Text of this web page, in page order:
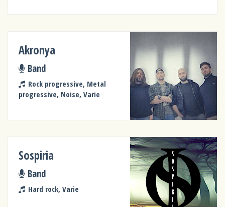
Akronya
Band
Rock progressive, Metal
progressive, Noise, Varie
Sospiria
Band
Hard rock, Varie